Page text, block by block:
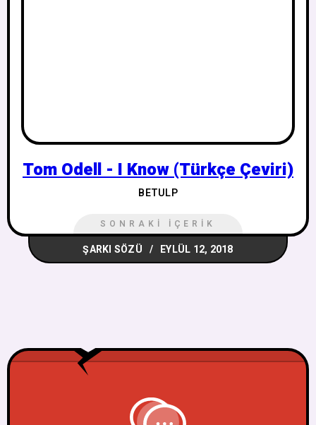
Tom Odell - I Know (Türkçe Çeviri)
BETULP
SONRAKI İÇERIK
ŞARKI SÖZÜ EYLÜL 12, 2018